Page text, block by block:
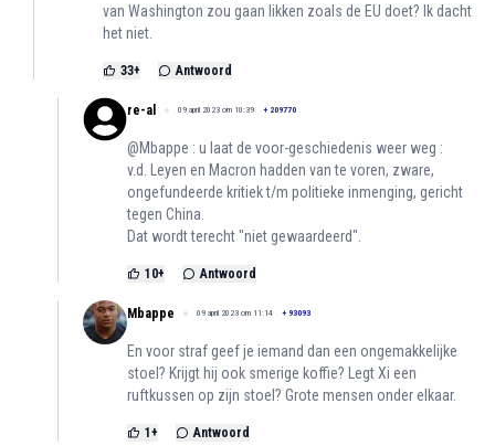
van Washington zou gaan likken zoals de EU doet? Ik dacht
het niet.
33+ Antwoord
re-al 09 april 2023 om 10:39 + 209770
@Mbappe : u laat de voor-geschiedenis weer weg :
v.d. Leyen en Macron hadden van te voren, zware,
ongefundeerde kritiek t/m politieke inmenging, gericht
tegen China.
Dat wordt terecht "niet gewaardeerd".
10+ Antwoord
Mbappe 09 april 2023 om 11:14 + 93093
En voor straf geef je iemand dan een ongemakkelijke
stoel? Krijgt hij ook smerige koffie? Legt Xi een
ruftkussen op zijn stoel? Grote mensen onder elkaar.
1 + Antwoord